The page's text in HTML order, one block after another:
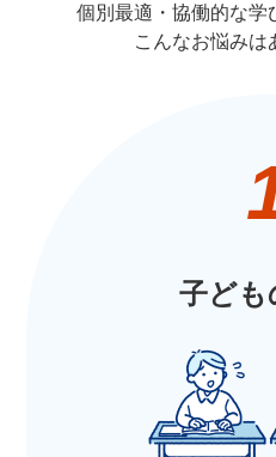
個別最適・協働的な学
こんなお悩みは
子ども